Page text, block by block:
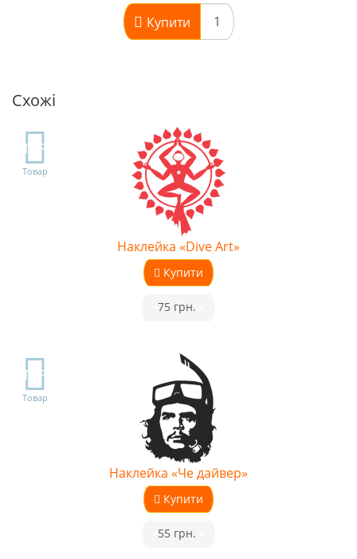
Купити
Схожі
TOP
Товар
Наклейка «Dive Art»
Купити
75 грн.
TOP
Товар
Наклейка «Че дайвер»
Купити
55 грн.